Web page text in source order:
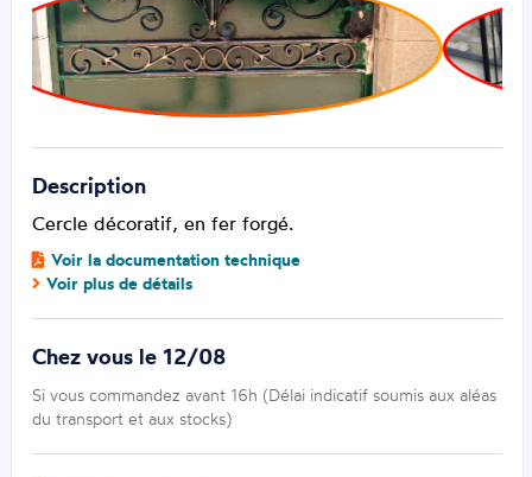
Description
Cercle décoratif, en fer forgé.
Voir la documentation technique
Voir plus de détails
Chez vous le 12/08
Si vous commandez avant 16h (Délai indicatif soumis aux aléas
du transport et aux stocks)